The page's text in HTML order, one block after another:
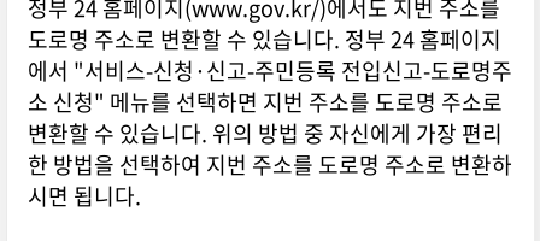
정부 24 홈페이지(www.gov.kr/)에서도 지번 주소를
도로명 주소로 변환할 수 있습니다. 정부 24 홈페이지
에서 "서비스-신청·신고-주민등록 전입신고-도로명주
소 신청" 메뉴를 선택하면 지번 주소를 도로명 주소로
변환할 수 있습니다. 위의 방법 중 자신에게 가장 편리
한 방법을 선택하여 지번 주소를 도로명 주소로 변환하
시면 됩니다.